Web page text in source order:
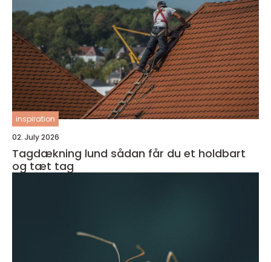
inspiration
02. July 2026
Tagdækning lund sådan får du et holdbart
og tæt tag